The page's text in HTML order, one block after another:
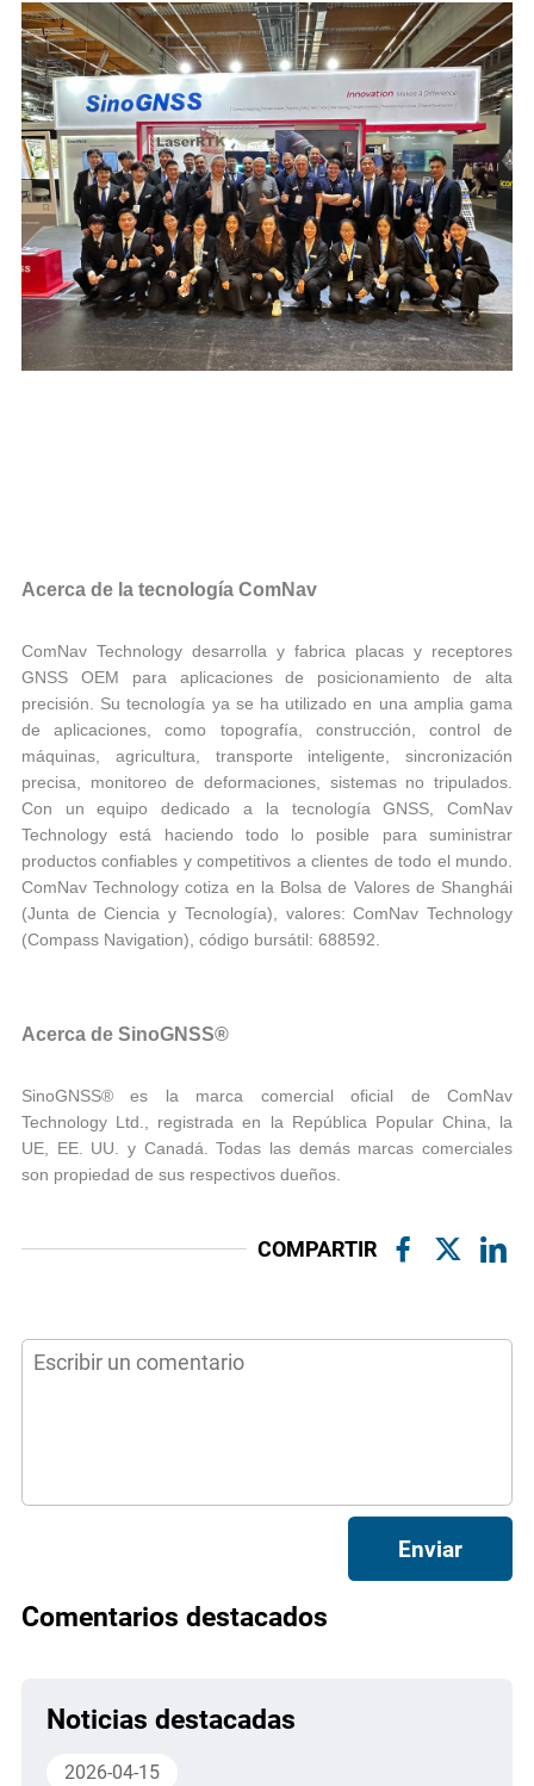
Acerca de la tecnología ComNav
ComNav Technology desarrolla y fabrica placas y receptores
GNSS OEM para aplicaciones de posicionamiento de alta
precisión. Su tecnología ya se ha utilizado en una amplia gama
de aplicaciones, como topografía, construcción, control de
máquinas, agricultura, transporte inteligente, sincronización
precisa, monitoreo de deformaciones, sistemas no tripulados.
Con un equipo dedicado a la tecnología GNSS, ComNav
Technology está haciendo todo lo posible para suministrar
productos confiables y competitivos a clientes de todo el mundo.
ComNav Technology cotiza en la Bolsa de Valores de Shanghái
(Junta de Ciencia y Tecnología), valores: ComNav Technology
(Compass Navigation), código bursátil: 688592.
Acerca de SinoGNSS®
SinoGNSS® es la marca comercial oficial de ComNav
Technology Ltd., registrada en la República Popular China, la
UE, EE. UU. y Canadá. Todas las demás marcas comerciales
son propiedad de sus respectivos dueños.
COMPARTIR
Enviar
Comentarios destacados
Noticias destacadas
2026-04-15